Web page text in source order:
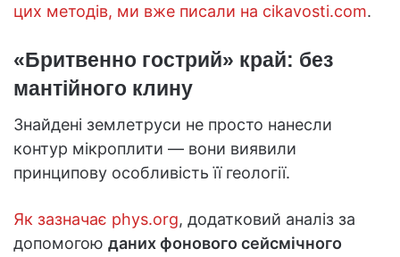
цих методів, ми вже писали на cikavosti.com.
«Бритвенно гострий» край: без
мантійного клину
Знайдені землетруси не просто нанесли
контур мікроплити — вони виявили
принципову особливість її геології.
Як зазначає phys.org, додатковий аналіз за
допомогою даних фонового сейсмічного